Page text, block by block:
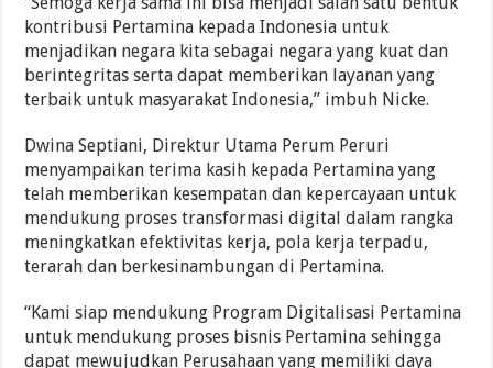
kontribusi Pertamina kepada Indonesia untuk
menjadikan negara kita sebagai negara yang kuat dan
berintegritas serta dapat memberikan layanan yang
terbaik untuk masyarakat Indonesia,” imbuh Nicke.
Dwina Septiani, Direktur Utama Perum Peruri
menyampaikan terima kasih kepada Pertamina yang
telah memberikan kesempatan dan kepercayaan untuk
mendukung proses transformasi digital dalam rangka
meningkatkan efektivitas kerja, pola kerja terpadu,
terarah dan berkesinambungan di Pertamina.
“Kami siap mendukung Program Digitalisasi Pertamina
untuk mendukung proses bisnis Pertamina sehingga
dapat mewujudkan Perusahaan yang memiliki daya